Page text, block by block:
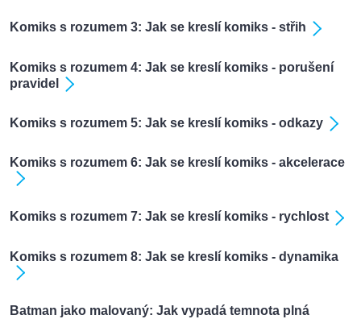
Komiks s rozumem 3: Jak se kreslí komiks - střih
Komiks s rozumem 4: Jak se kreslí komiks - porušení
pravidel
Komiks s rozumem 5: Jak se kreslí komiks - odkazy
Komiks s rozumem 6: Jak se kreslí komiks - akcelerace
Komiks s rozumem 7: Jak se kreslí komiks - rychlost
Komiks s rozumem 8: Jak se kreslí komiks - dynamika
Batman jako malovaný: Jak vypadá temnota plná